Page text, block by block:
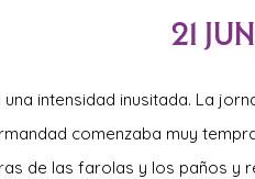
21
intensidad inusitada. La
comenzaba muy
de las farolas y los paños y